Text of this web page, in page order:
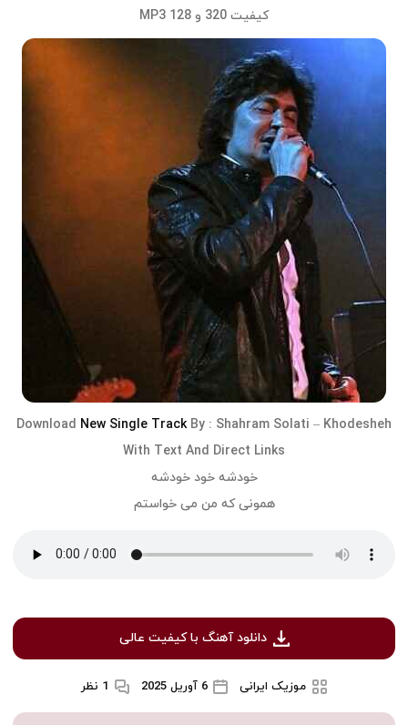
کیفیت 320 و 128 MP3
Download New Single TrackBy : Shahram Solati – Khodesheh
With Text And Direct Links
خودشه خود خودشه
همونی که من می خواستم
دانلود آهنگ با کیفیت عالی
موزیک ایرانی 6 آوریل 2025 1 نظر